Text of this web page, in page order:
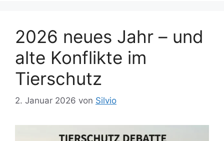
r
2026 neues Jahr – und
alte Konflikte im
Tierschutz
2. Januar 2026 von Silvio